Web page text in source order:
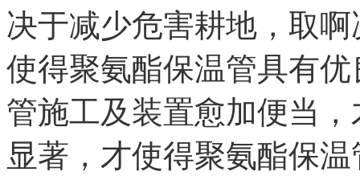
决于减少危害耕地，取
使得聚氨酯保温管具有
管施工及装置愈加便当
显著，才使得聚氨酯保